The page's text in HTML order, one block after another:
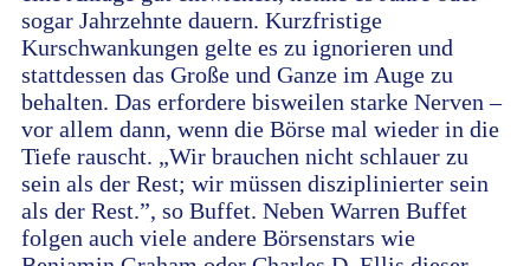
sogar Jahrzehnte dauern. Kurzfristige
Kurschwankungen gelte es zu ignorieren und
stattdessen das Große und Ganze im Auge zu
behalten. Das erfordere bisweilen starke Nerven –
vor allem dann, wenn die Börse mal wieder in die
Tiefe rauscht. „Wir brauchen nicht schlauer zu
sein als der Rest; wir müssen disziplinierter sein
als der Rest.”, so Buffet. Neben Warren Buffet
folgen auch viele andere Börsenstars wie